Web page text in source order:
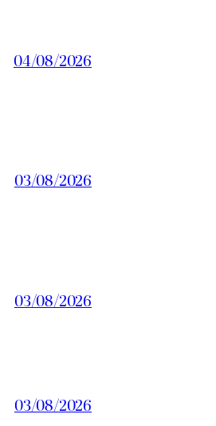
04/08/2026
03/08/2026
03/08/2026
03/08/2026